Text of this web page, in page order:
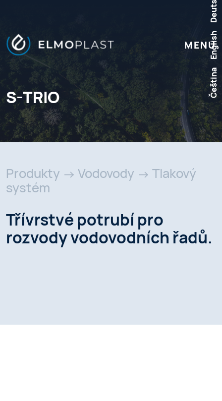
MENU
S-TRIO Čeština
English
Deutsch
Produkty Vodovody
Tlakový
systém
Třívrstvé potrubí pro
rozvody vodovodních řadů.